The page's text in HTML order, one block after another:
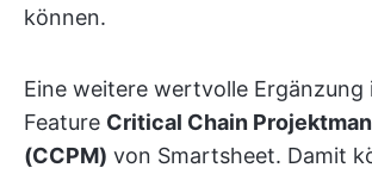
können.
Eine weitere wertvolle Ergänzung
Feature Critical Chain
(CCPM) von Smartsheet. Damit